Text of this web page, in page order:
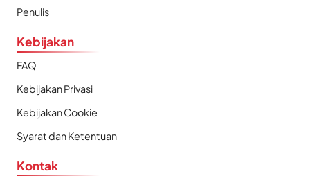
Penulis
Kebijakan
FAQ
Kebijakan Privasi
Kebijakan Cookie
Syarat dan Ketentuan
Kontak